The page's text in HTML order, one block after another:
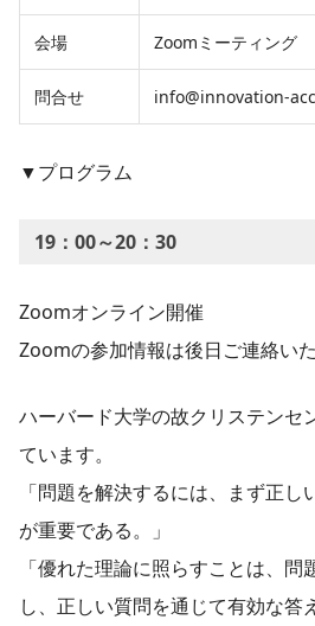
会場 Zoomミーティング
問合せ info@innovation-
▼プログラム
19：00～20：30
Zoomオンライン開催
Zoomの参加情報は後日ご連絡いた
ハーバード大学の故クリステンセ
ています。
「問題を解決するには、まず正し
が重要である。」
「優れた理論に照らすことは、
し、正しい質問を通じて有効な答